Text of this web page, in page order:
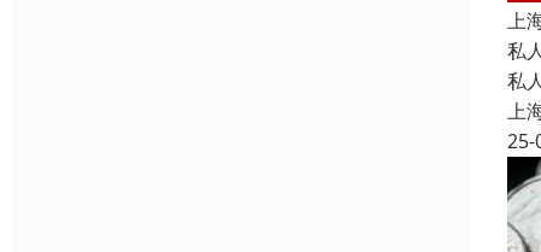
上
私
私
上
25-